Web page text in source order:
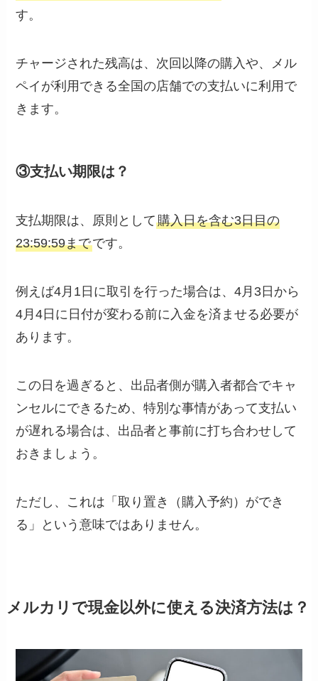
す。
チャージされた残高は、次回以降の購入や、メル
ペイが利用できる全国の店舗での支払いに利用で
きます。
③支払い期限は？
支払期限は、原則として購入日を含む3日目の
23:59:59までです。
例えば4月1日に取引を行った場合は、4月3日から
4月4日に日付が変わる前に入金を済ませる必要が
あります。
この日を過ぎると、出品者側が購入者都合でキャ
ンセルにできるため、特別な事情があって支払い
が遅れる場合は、出品者と事前に打ち合わせして
おきましょう。
ただし、これは「取り置き（購入予約）ができ
る」という意味ではありません。
メルカリで現金以外に使える決済方法は？